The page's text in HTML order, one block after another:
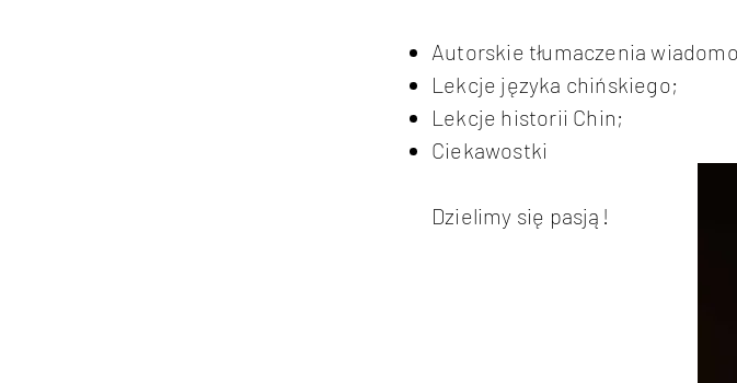
Autorskie tłumaczenia
Lekcje języka chińskiego;
Lekcje historii Chin;
Ciekawostki
Dzielimy się pasją!